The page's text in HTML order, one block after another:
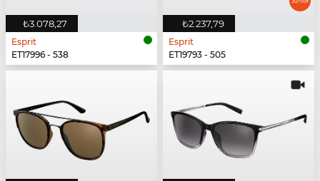
₺3.078,27
Esprit
ET17996 - 538
₺2.237,79
Esprit
ET19793 - 505